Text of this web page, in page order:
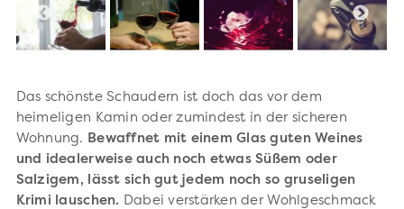
Das schönste Schaudern ist doch das vor dem
heimeligen Kamin oder zumindest in der sicheren
Wohnung. Bewaffnet mit einem Glas guten Weines
und idealerweise auch noch etwas Süßem oder
Salzigem, lässt sich gut jedem noch so gruseligen
Krimi lauschen. Dabei verstärken der Wohlgeschmack